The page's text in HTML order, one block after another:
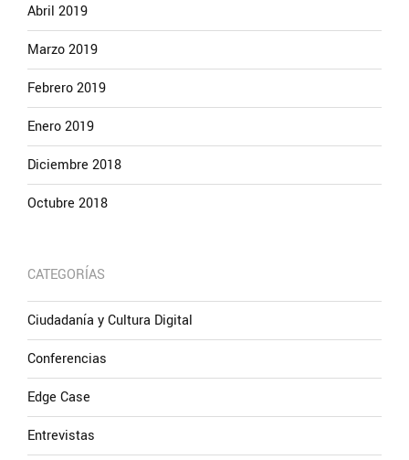
Abril 2019
Marzo 2019
Febrero 2019
Enero 2019
Diciembre 2018
Octubre 2018
CATEGORÍAS
Ciudadanía y Cultura Digital
Conferencias
Edge Case
Entrevistas